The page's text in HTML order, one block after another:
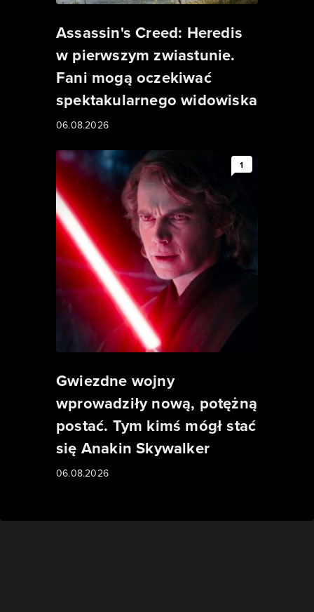
Assassin's Creed: Heredis
w pierwszym zwiastunie.
Fani mogą oczekiwać
spektakularnego widowiska
06.08.2026
1
Gwiezdne wojny
wprowadziły nową, potężną
postać. Tym kimś mógł stać
się Anakin Skywalker
06.08.2026